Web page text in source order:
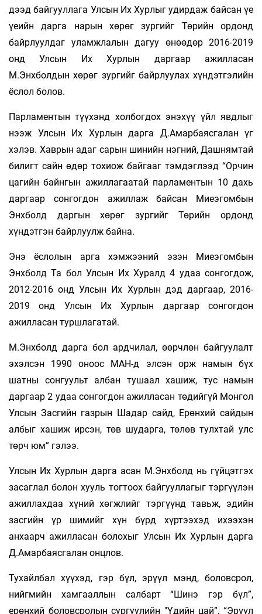
дээд байгууллага Улсын Их Хурлыг удирдаж байсан үе
үеийн дарга нарын хөрөг зургийг Төрийн ордонд
байрлуулдаг уламжлалын дагуу өнөөдөр 2016-2019
онд Улсын Их Хурлын даргаар ажилласан
М.Энхболдын хөрөг зургийг байрлуулах хүндэтгэлийн
ёслол болов.
Парламентын түүхэнд холбогдох энэхүү үйл явдлыг
нээж Улсын Их Хурлын дарга Д.Амарбаясгалан үг
хэлэв. Хаврын адаг сарын шинийн нэгний, Дашнямтай
билигт сайн өдөр тохиож байгааг тэмдэглээд “Орчин
цагийн байнгын ажиллагаатай парламентын 10 дахь
даргаар сонгогдон ажиллаж байсан Миеэгомбын
Энхболд даргын хөрөг зургийг Төрийн ордонд
хүндэтгэн байрлуулж байна.
Энэ ёслолын арга хэмжээний эзэн Миеэгомбын
Энхболд Та бол Улсын Их Хуралд 4 удаа сонгогдож,
2012-2016 онд Улсын Их Хурлын дэд даргаар, 2016-
2019 онд Улсын Их Хурлын даргаар сонгогдон
ажилласан туршлагатай.
М.Энхболд дарга бол ардчилал, өөрчлөн байгуулалт
эхэлсэн 1990 оноос МАН-д элсэн орж намын бүх
шатны сонгуульт албан тушаал хашиж, тус намын
даргаар 2 удаа сонгогдон ажилласан төдийгүй Монгол
Улсын Засгийн газрын Шадар сайд, Ерөнхий сайдын
албыг хашиж ирсэн, төв шударга, төлөв тулхтай улс
төрч юм” гэлээ.
Улсын Их Хурлын дарга асан М.Энхболд нь гүйцэтгэх
засаглал болон хууль тогтоох байгууллагыг тэргүүлэн
ажиллахдаа хүний хөгжлийг тэргүүнд тавьж, эдийн
засгийн үр шимийг хүн бүрд хүртээхэд ихээхэн
анхаарч ажилласан болохыг Улсын Их Хурлын дарга
Д.Амарбаясгалан онцлов.
Тухайлбал хүүхэд, гэр бүл, эрүүл мэнд, боловсрол,
нийгмийн хамгааллын салбарт “Шинэ гэр бүл”,
ерөнхий боловсролын сургуулийн "Үдийн цай”, “Эрүүл